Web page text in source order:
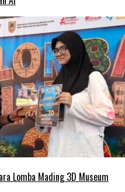
Lomba Mading 3D Museum